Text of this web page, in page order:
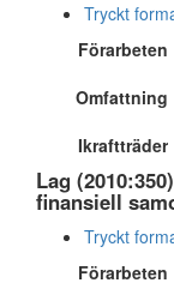
Tryckt
Förarbeten
Omfattning
Ikraftträder
Lag
finansiell
Tryckt
Förarbeten